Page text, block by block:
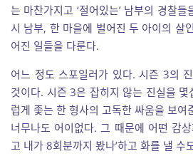
는 마찬가지고 ‘절어있는’ 남부의 경찰
시 남부, 한 마을에 벌어진 두 아이의 살
어진 일들을 다룬다.
어느 정도 스포일러가 있다. 시즌 3의
것이다. 시즌 3은 잡히지 않는 진실을
럽게 좇는 한 형사의 고독한 싸움을 보여
너무나도 어이없다. 그 때문에 어떤 감
고 내가 8회분까지 봤나’하고 화를 낼 수